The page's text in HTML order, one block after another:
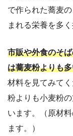
で作られた蕎麦
まれる栄養を多
市販や外食のそ
は蕎麦粉よりも
材料を見てみて
粉よりも小麦粉
います。（原材
ます。）